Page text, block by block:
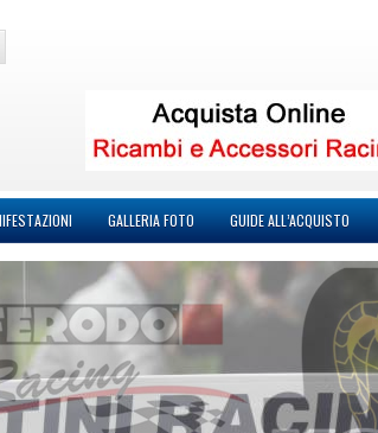
GALLERIA FOTO GUIDE ALL’ACQUISTO